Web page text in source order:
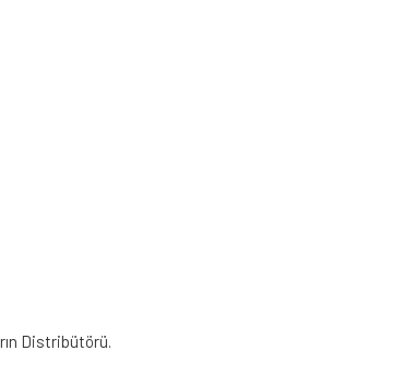
Distribütörü.